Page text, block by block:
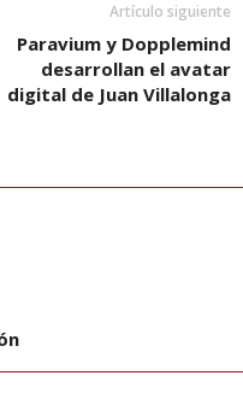
Artículo siguiente
Paravium y Dopplemind
desarrollan el avatar
digital de Juan Villalonga